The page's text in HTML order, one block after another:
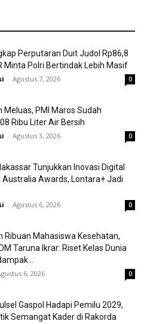
Perputaran Duit Judol Rp86,8
Minta Polri Bertindak Lebih Masif
- Agustus 7, 2026 0
Meluas, PMI Maros Sudah
Ribu Liter Air Bersih
- Agustus 3, 2026 0
Tunjukkan Inovasi Digital
Australia Awards, Lontara+ Jadi
- Agustus 6, 2026 0
Ribuan Mahasiswa Kesehatan,
Taruna Ikrar: Riset Kelas Dunia
6, 2026 0
Gaspol Hadapi Pemilu 2029,
Semangat Kader di Rakorda